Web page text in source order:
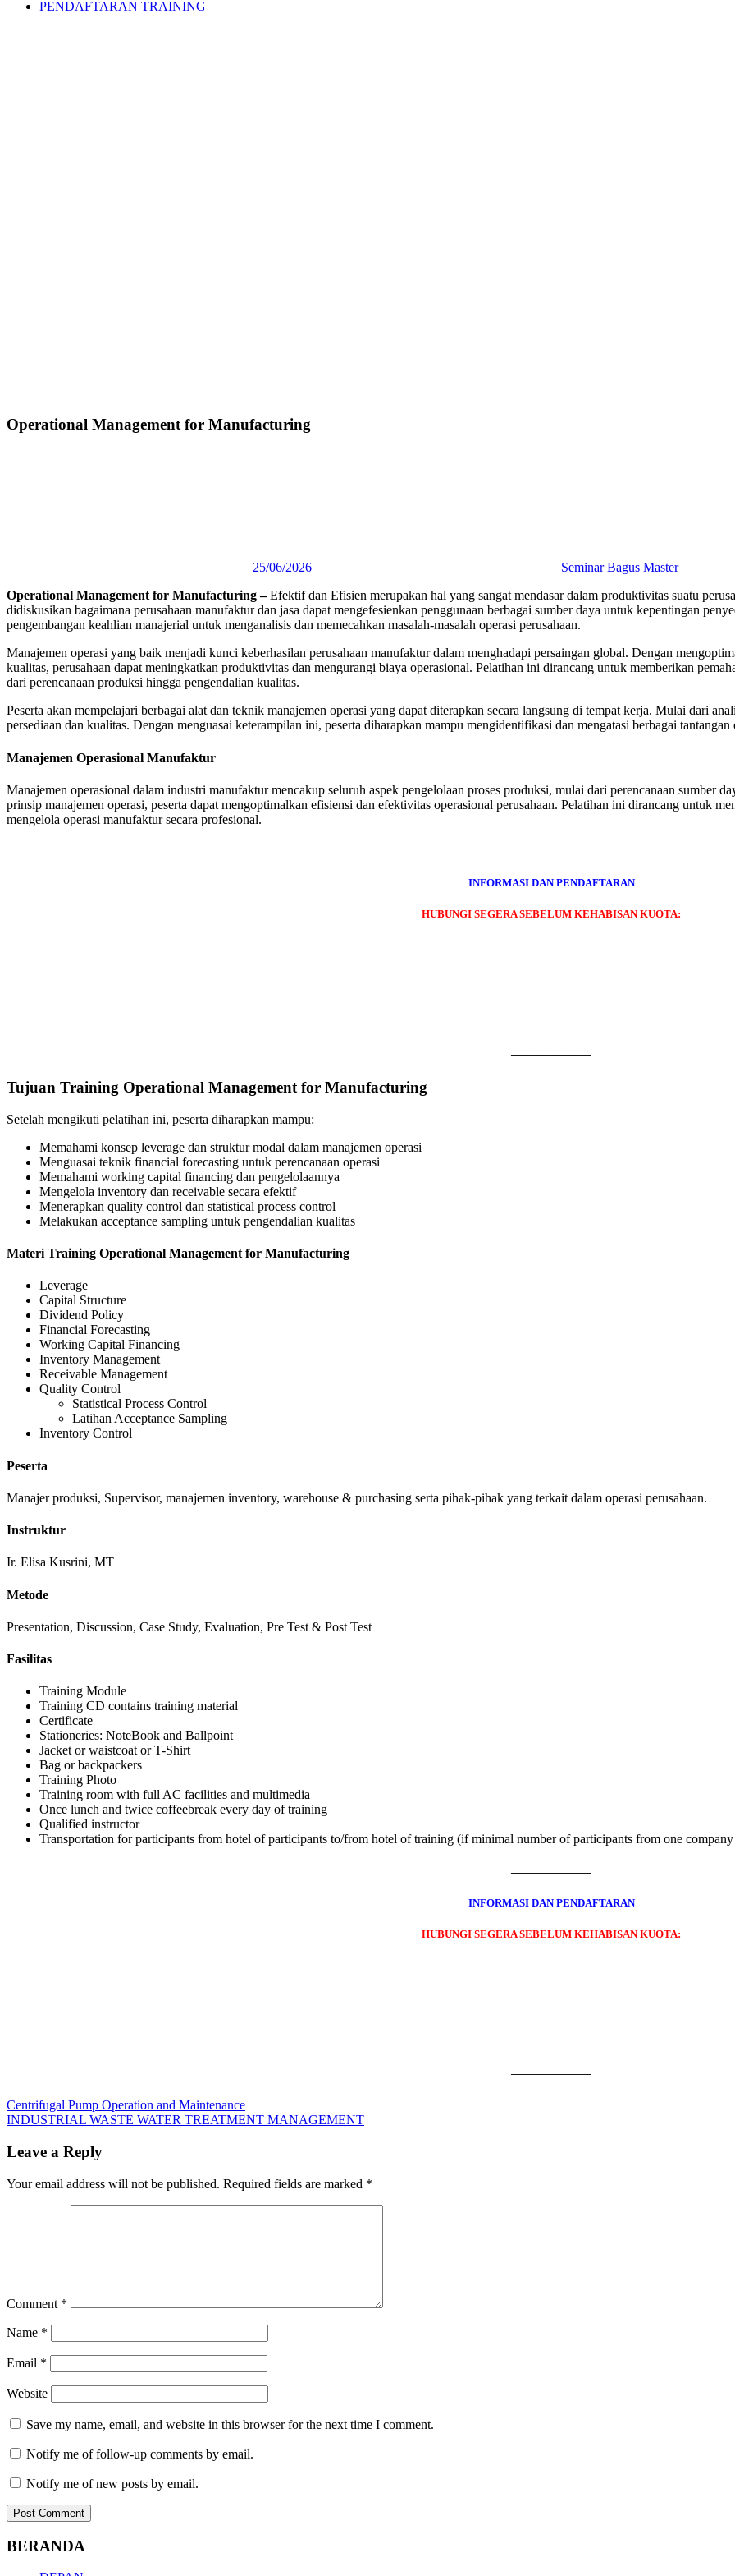
PENDAFTARAN TRAINING
Operational Management for Manufacturing
25/06/2026 Seminar Bagus Master
Operational Management for Manufacturing –Efektif dan Efisien merupakan hal yang sangat mendasar dalam produktivitas suatu
didiskusikan bagaimana perusahaan manufaktur dan jasa dapat mengefesienkan penggunaan berbagai sumber daya untuk kepentingan
pengembangan keahlian manajerial untuk menganalisis dan memecahkan masalah-masalah operasi perusahaan.
Manajemen operasi yang baik menjadi kunci keberhasilan perusahaan manufaktur dalam menghadapi persaingan global. Dengan
kualitas, perusahaan dapat meningkatkan produktivitas dan mengurangi biaya operasional. Pelatihan ini dirancang untuk memberikan
dari perencanaan produksi hingga pengendalian kualitas.
Peserta akan mempelajari berbagai alat dan teknik manajemen operasi yang dapat diterapkan secara langsung di tempat kerja. Mulai dari
persediaan dan kualitas. Dengan menguasai keterampilan ini, peserta diharapkan mampu mengidentifikasi dan mengatasi berbagai
Manajemen Operasional Manufaktur
Manajemen operasional dalam industri manufaktur mencakup seluruh aspek pengelolaan proses produksi, mulai dari perencanaan sumber
prinsip manajemen operasi, peserta dapat mengoptimalkan efisiensi dan efektivitas operasional perusahaan. Pelatihan ini dirancang untuk
mengelola operasi manufaktur secara profesional.
———————–
INFORMASI DAN PENDAFTARAN
HUBUNGI SEGERA SEBELUM KEHABISAN KUOTA:
———————–
Tujuan Training Operational Management for Manufacturing
Setelah mengikuti pelatihan ini, peserta diharapkan mampu:
Memahami konsep leverage dan struktur modal dalam manajemen operasi
Menguasai teknik financial forecasting untuk perencanaan operasi
Memahami working capital financing dan pengelolaannya
Mengelola inventory dan receivable secara efektif
Menerapkan quality control dan statistical process control
Melakukan acceptance sampling untuk pengendalian kualitas
Materi Training Operational Management for Manufacturing
Leverage
Capital Structure
Dividend Policy
Financial Forecasting
Working Capital Financing
Inventory Management
Receivable Management
Quality Control
Statistical Process Control
Latihan Acceptance Sampling
Inventory Control
Peserta
Manajer produksi, Supervisor, manajemen inventory, warehouse & purchasing serta pihak-pihak yang terkait dalam operasi perusahaan.
Instruktur
Ir. Elisa Kusrini, MT
Metode
Presentation, Discussion, Case Study, Evaluation, Pre Test & Post Test
Fasilitas
Training Module
Training CD contains training material
Certificate
Stationeries: NoteBook and Ballpoint
Jacket or waistcoat or T-Shirt
Bag or backpackers
Training Photo
Training room with full AC facilities and multimedia
Once lunch and twice coffeebreak every day of training
Qualified instructor
Transportation for participants from hotel of participants to/from hotel of training (if minimal number of participants from one company
———————–
INFORMASI DAN PENDAFTARAN
HUBUNGI SEGERA SEBELUM KEHABISAN KUOTA:
———————–
OPERATIONAL
MANAGEMENT
MANUFACTURING
Post
navigation
Previous
Post:
Centrifugal Pump Operation and Maintenance
Next
INDUSTRIAL WASTE WATER TREATMENT MANAGEMENT
Leave a Reply
Your email address will not be published. Required fields are marked *
Comment *
Name *
Email *
Website
Save my name, email, and website in this browser for the next time I comment.
Notify me of follow-up comments by email.
Notify me of new posts by email.
BERANDA